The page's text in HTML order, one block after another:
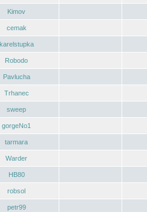
Kimov
cemak
karelstupka
Robodo
Pavlucha
Trhanec
sweep
gorgeNo1
tarmara
Warder
HB80
robsol
petr99